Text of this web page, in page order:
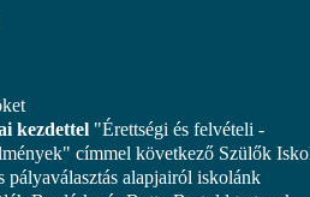
kezdettel "Érettségi és felvételi -
címmel következő Szülők
pályaválasztás alapjairól iskolánk